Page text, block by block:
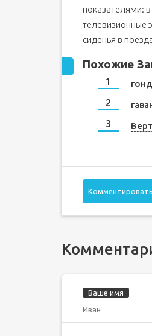
показателями:
телевизионные
сиденья в
Похожие
Комментировать
Ваше имя